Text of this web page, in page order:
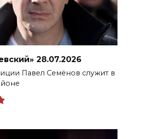
28.07.2026
Павел Семёнов служит в